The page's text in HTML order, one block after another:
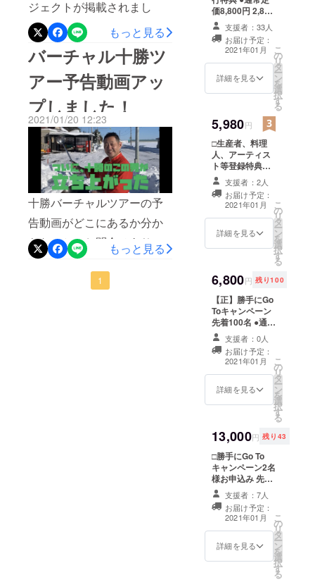
ジェクトが掲載されまし
た！
https://news.yahoo.co.jp/artic
les/af4275e6f0645cf975947
7011315d41b57a8b599 み
なさまシェアお願い致しま
す♪
もっと見る
バーチャル十勝ツ
アー予告動画アッ
プしました！
2021/01/20 12:23
十勝バーチャルツアーの予
告動画がどこにあるか分か
らないとのお問合せありま
したので、別に動画をアッ
プ致します。かなり面白い
もっと見る
1
ブラック
パール」等
の
マーケティ
ングに携わ
る。
フ派遣のパ
イオニアで
ある
「シェフな
び」を創
業、飲食業
界に新風を
巻き起こ
す。
リリアマー
レ有明の
バーラウン
ジを
本格的レス
トランへと
進化させ、
とした
発、新たな
ライフスタ
イルを
次々に提案
し大規模マ
ンションの
上に貢献。
価8,800円 2,820
円OFF⇒5,980円
（税込、送料
別） ※東京の場
合2名様送料
1,350円（お一人
様675円）、他
特選お取り寄せ
パッケージ（全
て1人前です） ●
究極の豚丼用の
お肉（冷凍） ●
十勝ラクレット
モールウォッ
シュ ●十勝ト
テッポ工房 お
セット ●十勝川
モール温泉 観
あちゃんの花の
種と幸福駅切符
●十勝旅のしおり
●十勝バーチャル
ツアー取り扱い
説明書 ※上記商
品とは別に十勝
観光資料など、
各種パンフレッ
●無料会員登録特
典付き
支援者：33人
お届け予定：
2021年01月
詳細を見る
こ
の
リ
タ
ー
ン
を
選
択
す
る
5,980円
□生産者、料理
人、アーティス
ト等登録特典付
きキャンペーン
全国のコロナで
困っている生産
者、料理人、
アーティスト、
レストラン、旅
を受け付けてお
ります。 ●通常
定価8,800円
⇒5,980円（税
込、送料別） ■
事前十勝特選お
取り寄せパッ
ケージ（全て1人
前です） ●究極
（冷凍） ●十勝
ラクレット モー
房 お菓子ア
ソートセット ●
十勝川モール温
泉 観月苑入浴
剤 ●紫竹ガーデ
ンおばあちゃん
の花の種と幸福
駅切符 ●十勝旅
のしおり ●十勝
アー取り扱い説
明書 ※上記商品
支援者：2人
お届け予定：
2021年01月
詳細を見る
こ
の
リ
タ
ー
ン
を
選
択
す
る
6,800円 残り100
【正】勝手にGo
Toキャンペーン
先着100名 ●通常
定価8,800円
2,000円
OFF⇒6,800円
（税込、送料
別） ※東京の場
合お一人様送料
1,350円、他の地
事前十勝特選お
取り寄せパッ
ケージ（全て1人
前です） ●究極
の豚丼用のお肉
（冷凍） ●十勝
ラクレット モー
ルウォッシュ ●
十勝トテッポ工
ソートセット ●
十勝川モール温
支援者：0人
お届け予定：
2021年01月
詳細を見る
こ
の
リ
タ
ー
ン
を
選
択
す
る
13,000円 残り43
□勝手にGo To
キャンペーン2名
様お申込み 先着
50名 ●通常定価
8,800円×2名＝
17,600円 4,600
円OFF⇒13,000
円（税込、送料
別） ※東京の場
1,350円（お一人
支援者：7人
お届け予定：
2021年01月
詳細を見る
こ
の
リ
タ
ー
ン
を
選
択
す
る